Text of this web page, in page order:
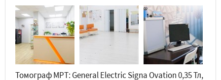
Томограф МРТ: General Electric Signa Ovation 0,35 Тл,